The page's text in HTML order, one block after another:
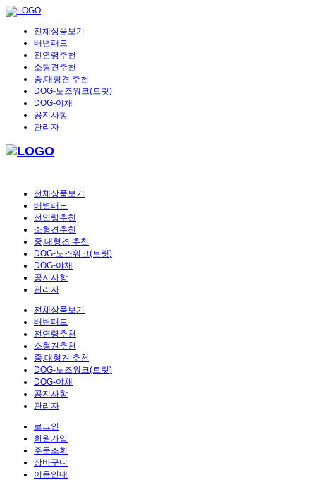
전체상품보기
배변패드
전연령추천
소형견추천
중,대형견 추천
DOG-노즈워크(트릿)
DOG-야채
공지사항
관리자
전체상품보기
배변패드
전연령추천
소형견추천
중,대형견 추천
DOG-노즈워크(트릿)
DOG-야채
공지사항
관리자
전체상품보기
배변패드
전연령추천
소형견추천
중,대형견 추천
DOG-노즈워크(트릿)
DOG-야채
공지사항
관리자
로그인
회원가입
주문조회
장바구니
이용안내